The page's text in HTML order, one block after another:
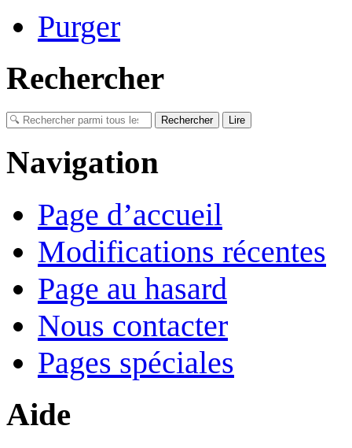
Purger
Rechercher
Navigation
Page d’accueil
Modifications récentes
Page au hasard
Nous contacter
Pages spéciales
Aide